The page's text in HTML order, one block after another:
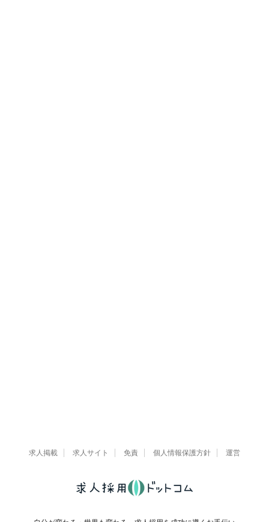
求人掲載 求人サイト 免責 個人情報保護方針 運営